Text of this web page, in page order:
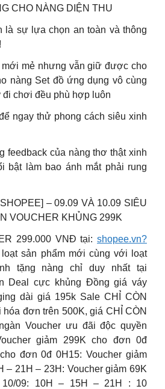
CHO NÀNG DIỆN THU
là sự lựa chọn an toàn và thông
mẻ nhưng vẫn giữ được cho
nàng Set đồ ứng dụng vô cùng
đi chơi đều phù hợp luôn
ngay thử phong cách siêu xinh
feedback của nàng thơ thật xinh
bật làm bao ánh mắt phải rung
– 09.09 VÀ 10.09 SIÊU
VOUCHER KHỦNG 299K
299.000 VNĐ tại: shopee.vn?
loạt sản phẩm mới cùng với loạt
tặng nàng chỉ duy nhất tại
Deal cực khủng Đồng giá váy
dài giá 195k Sale CHỈ CÒN
đơn trên 500K, giá CHỈ CÒN
Voucher ưu đãi độc quyền
giảm 299K cho đơn 0đ
đơn 0đ 0H15: Voucher giảm
– 21H – 23H: Voucher giảm 69K
09: 10H – 15H – 21H : 10